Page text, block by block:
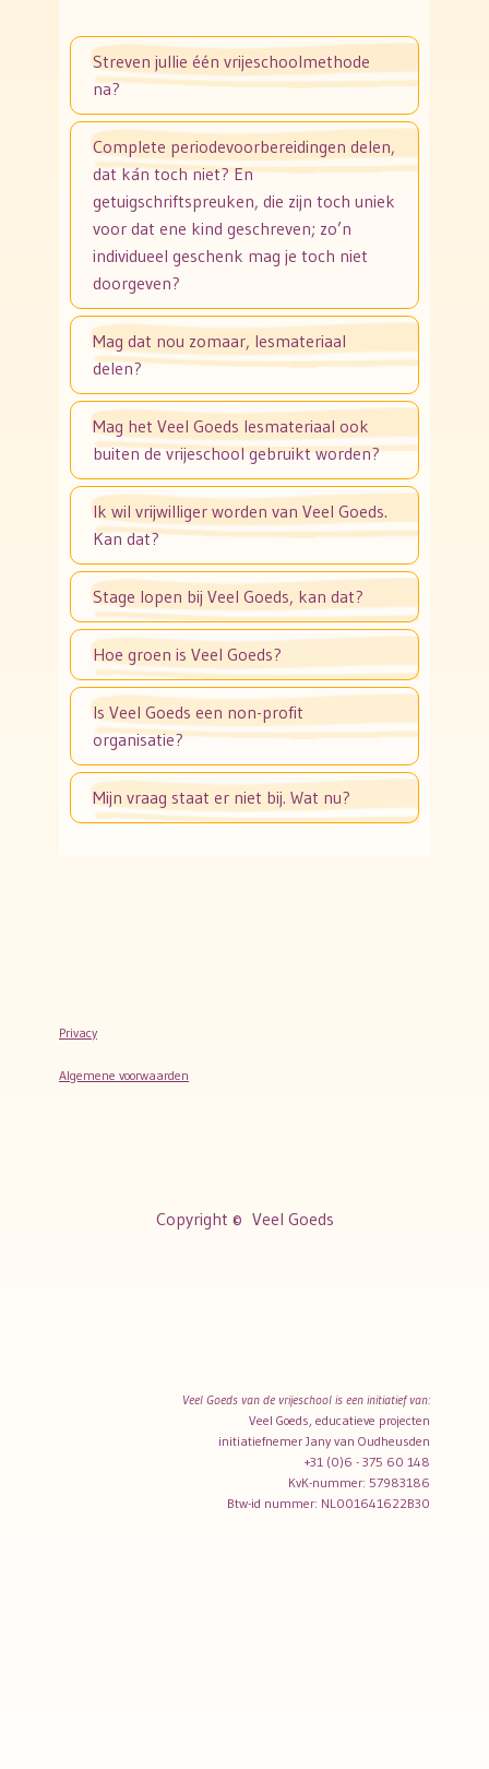
Streven jullie één vrijeschoolmethode
na?
Complete periodevoorbereidingen delen,
dat kán toch niet? En
getuigschriftspreuken, die zijn toch uniek
voor dat ene kind geschreven; zo’n
individueel geschenk mag je toch niet
doorgeven?
Mag dat nou zomaar, lesmateriaal
delen?
Mag het Veel Goeds lesmateriaal ook
buiten de vrijeschool gebruikt worden?
Ik wil vrijwilliger worden van Veel Goeds.
Kan dat?
Stage lopen bij Veel Goeds, kan dat?
Hoe groen is Veel Goeds?
Is Veel Goeds een non-profit
organisatie?
Mijn vraag staat er niet bij. Wat nu?
Privacy
Algemene voorwaarden
Copyright © Veel Goeds
Veel Goeds van de vrijeschool is een initiatief van:
Veel Goeds, educatieve projecten
initiatiefnemer Jany van Oudheusden
+31 (0)6 - 375 60 148
KvK-nummer: 57983186
Btw-id nummer: NL001641622B30